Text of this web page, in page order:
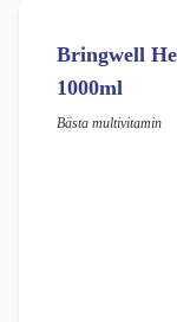
Bringwell
1000ml
Bästa multivitamin